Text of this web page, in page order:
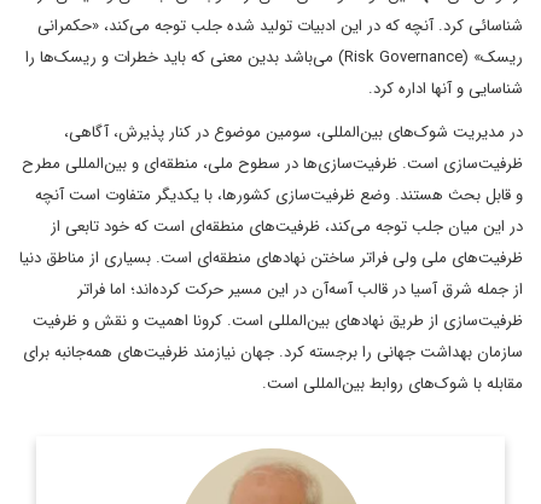
شناسائی کرد. آنچه که در این ادبیات تولید شده جلب توجه می‌کند، «حکمرانی
ریسک» (Risk Governance) می‌باشد بدین معنی که باید خطرات و ریسک‌ها را
شناسایی و آنها اداره کرد.
در مدیریت شوک‌های بین‌المللی، سومین موضوع در کنار پذیرش، آگاهی،
ظرفیت‌سازی است. ظرفیت‌سازی‌ها در سطوح ملی، منطقه‌ای و بین‌المللی مطرح
و قابل بحث هستند. وضع ظرفیت‌سازی کشورها، با یکدیگر متفاوت است آنچه
در این میان جلب توجه می‌کند، ظرفیت‌های منطقه‌ای است که خود تابعی از
ظرفیت‌های ملی ولی فراتر ساختن نهادهای منطقه‌ای است. بسیاری از مناطق دنیا
از جمله شرق آسیا در قالب آسه‌آن در این مسیر حرکت کرده‌اند؛ اما فراتر
ظرفیت‌سازی از طریق نهادهای بین‌المللی است. کرونا اهمیت و نقش و ظرفیت
سازمان بهداشت جهانی را برجسته کرد. جهان نیازمند ظرفیت‌های همه‌جانبه‌ برای
مقابله با شوک‌های روابط بین‌المللی است.
رئیس پیشین مرکز مطالعات سیاسی و بین‌المللی وزارت امور